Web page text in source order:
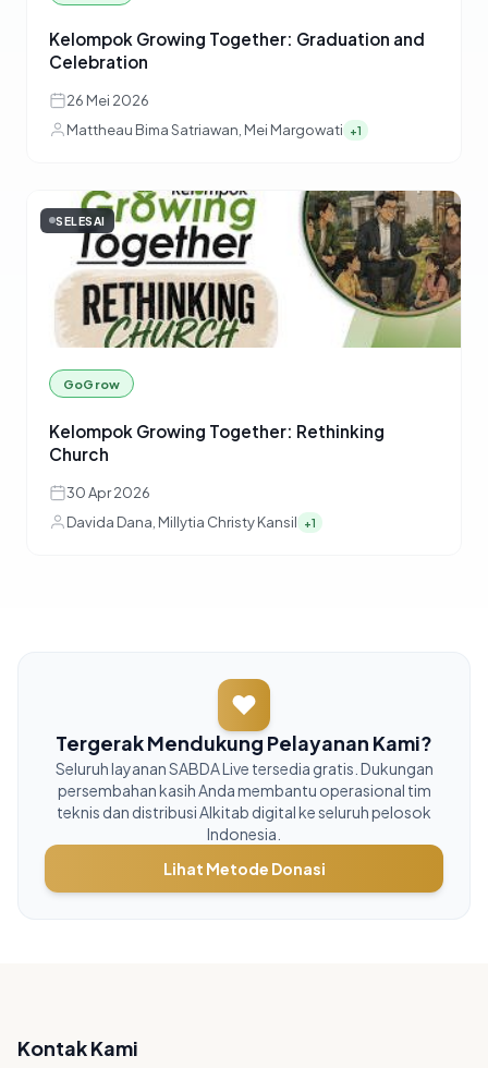
Kelompok Growing Together: Graduation and
Celebration
26 Mei 2026
Mattheau Bima Satriawan, Mei Margowati
+1
SELESAI
GoGrow
Kelompok Growing Together: Rethinking
Church
30 Apr 2026
Davida Dana, Millytia Christy Kansil
+1
Tergerak Mendukung Pelayanan Kami?
Seluruh layanan SABDA Live tersedia gratis. Dukungan
persembahan kasih Anda membantu operasional tim
teknis dan distribusi Alkitab digital ke seluruh pelosok
Indonesia.
Lihat Metode Donasi
Kontak Kami